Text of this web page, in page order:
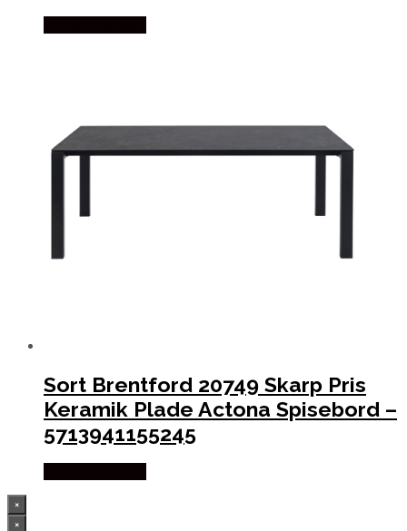
Sort Brentford 20749 Skarp Pris
Keramik Plade Actona Spisebord –
5713941155245
×
×